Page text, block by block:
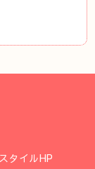
タイルHP